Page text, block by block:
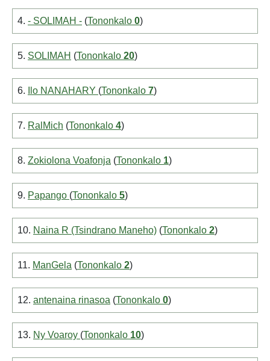
4. - SOLIMAH - (Tononkalo 0)
5. SOLIMAH (Tononkalo 20)
6. Ilo NANAHARY (Tononkalo 7)
7. RalMich (Tononkalo 4)
8. Zokiolona Voafonja (Tononkalo 1)
9. Papango (Tononkalo 5)
10. Naina R (Tsindrano Maneho) (Tononkalo 2)
11. ManGela (Tononkalo 2)
12. antenaina rinasoa (Tononkalo 0)
13. Ny Voaroy (Tononkalo 10)